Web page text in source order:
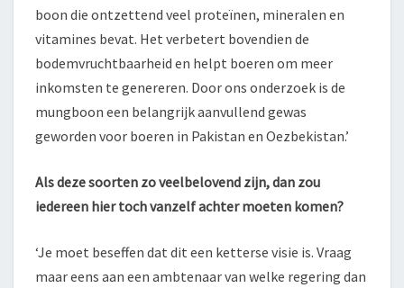
boon die ontzettend veel proteïnen, mineralen en
vitamines bevat. Het verbetert bovendien de
bodemvruchtbaarheid en helpt boeren om meer
inkomsten te genereren. Door ons onderzoek is de
mungboon een belangrijk aanvullend gewas
geworden voor boeren in Pakistan en Oezbekistan.’
Als deze soorten zo veelbelovend zijn, dan zou
iedereen hier toch vanzelf achter moeten komen?
‘Je moet beseffen dat dit een ketterse visie is. Vraag
maar eens aan een ambtenaar van welke regering dan